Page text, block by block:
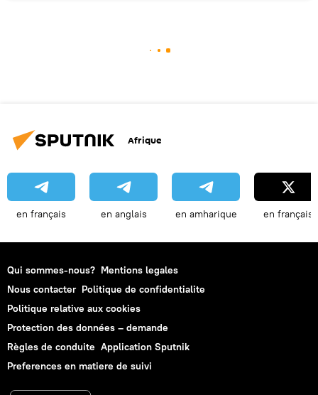
Afrique
en français en anglais en amharique en français
Qui sommes-nous? Mentions legales
Nous contacter Politique de confidentialite
Politique relative aux cookies
Protection des données – demande
Règles de conduite Application Sputnik
Preferences en matiere de suivi